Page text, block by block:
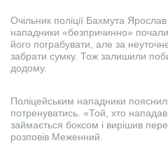
Очільник поліції Бахмута
нападники «безпричинно»
його пограбувати, але за
забрати сумку. Тож залишили
додому.
Поліцейським нападники
потренуватись. «Той, хто
займається боксом і вирішив
розповів Меженний.